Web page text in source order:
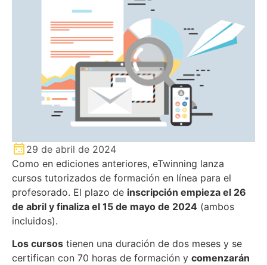
29 de abril de 2024
Como en ediciones anteriores, eTwinning lanza
cursos tutorizados de formación en línea para el
profesorado. El plazo de inscripción empieza el 26
de abril y finaliza el 15 de mayo de 2024 (ambos
incluidos).
Los cursos tienen una duración de dos meses y se
certifican con 70 horas de formación y comenzarán